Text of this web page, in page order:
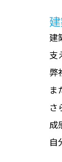
建
支
弊
ま
さ
成
自